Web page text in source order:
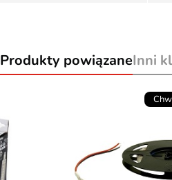
Produkty powiązaneInni